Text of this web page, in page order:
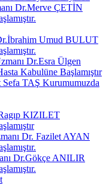
Dr.Merve ÇETİN
Umud BULUT
Dr.Esra Ülgen
Kabulüne Başlamıştır
Sefa TAŞ Kurumumuzda
KIZILET
Dr. Fazilet AYAN
Dr.Gökçe ANILIR